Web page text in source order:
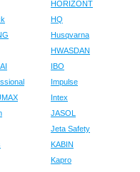
HORIZONT
HQ
Husqvarna
HWASDAN
IBO
Impulse
Intex
JASOL
Jeta Safety
KABIN
Kapro